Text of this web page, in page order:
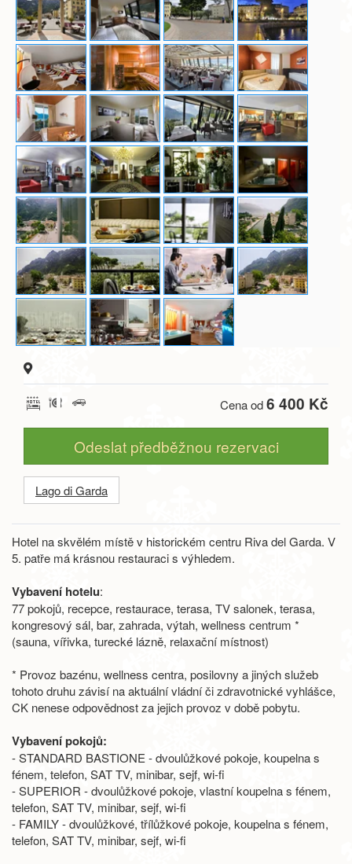
Cena od6 400 Kč
Odeslat předběžnou rezervaci
Lago di Garda
Hotel na skvělém místě v historickém centru Riva del Garda. V
5. patře má krásnou restauraci s výhledem.
Vybavení hotelu:
77 pokojů, recepce, restaurace, terasa, TV salonek, terasa,
kongresový sál, bar, zahrada, výtah, wellness centrum *
(sauna, vířivka, turecké lázně, relaxační místnost)
* Provoz bazénu, wellness centra, posilovny a jiných služeb
tohoto druhu závisí na aktuální vládní či zdravotnické vyhlášce,
CK nenese odpovědnost za jejich provoz v době pobytu.
Vybavení pokojů:
- STANDARD BASTIONE - dvoulůžkové pokoje, koupelna s
fénem, telefon, SAT TV, minibar, sejf, wi-fi
- SUPERIOR - dvoulůžkové pokoje, vlastní koupelna s fénem,
telefon, SAT TV, minibar, sejf, wi-fi
- FAMILY - dvoulůžkové, třílůžkové pokoje, koupelna s fénem,
telefon, SAT TV, minibar, sejf, wi-fi